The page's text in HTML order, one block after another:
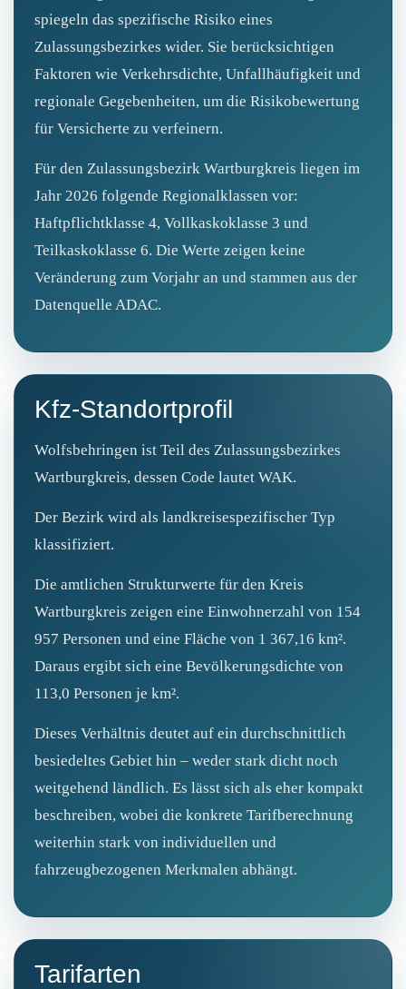
spiegeln das spezifische Risiko eines
Zulassungsbezirkes wider. Sie berücksichtigen
Faktoren wie Verkehrsdichte, Unfallhäufigkeit und
regionale Gegebenheiten, um die Risikobewertung
für Versicherte zu verfeinern.
Für den Zulassungsbezirk Wartburgkreis liegen im
Jahr 2026 folgende Regionalklassen vor:
Haftpflichtklasse 4, Vollkaskoklasse 3 und
Teilkaskoklasse 6. Die Werte zeigen keine
Veränderung zum Vorjahr an und stammen aus der
Datenquelle ADAC.
Kfz-Standortprofil
Wolfsbehringen ist Teil des Zulassungsbezirkes
Wartburgkreis, dessen Code lautet WAK.
Der Bezirk wird als landkreisespezifischer Typ
klassifiziert.
Die amtlichen Strukturwerte für den Kreis
Wartburgkreis zeigen eine Einwohnerzahl von 154
957 Personen und eine Fläche von 1 367,16 km².
Daraus ergibt sich eine Bevölkerungsdichte von
113,0 Personen je km².
Dieses Verhältnis deutet auf ein durchschnittlich
besiedeltes Gebiet hin – weder stark dicht noch
weitgehend ländlich. Es lässt sich als eher kompakt
beschreiben, wobei die konkrete Tarifberechnung
weiterhin stark von individuellen und
fahrzeugbezogenen Merkmalen abhängt.
Tarifarten